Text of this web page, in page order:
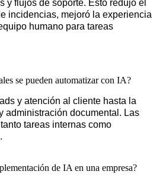
y flujos de soporte. Esto redujo el
incidencias, mejoró la experiencia
humano para tareas
se pueden automatizar con IA?
y atención al cliente hasta la
administración documental. Las
tareas internas como
de IA en una empresa?